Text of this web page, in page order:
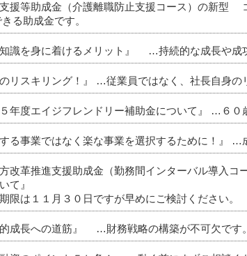
支援等助成金（介護離職防止支援コース）の新型
る助成金です。
知識を身に着けるメリット』 …持続的な成長や成
のリスキリング！』 …従業員ではなく、社長自身の
５年度エイジフレンドリー補助金について』 …６
する事業ではなく楽な事業を選択するために！』 …
方改革推進支援助成金（勤務間インターバル導入コー
て』
限は１１月３０日ですが早めにご検討ください。
的成長への道筋』 …財務戦略の構築が不可欠です。